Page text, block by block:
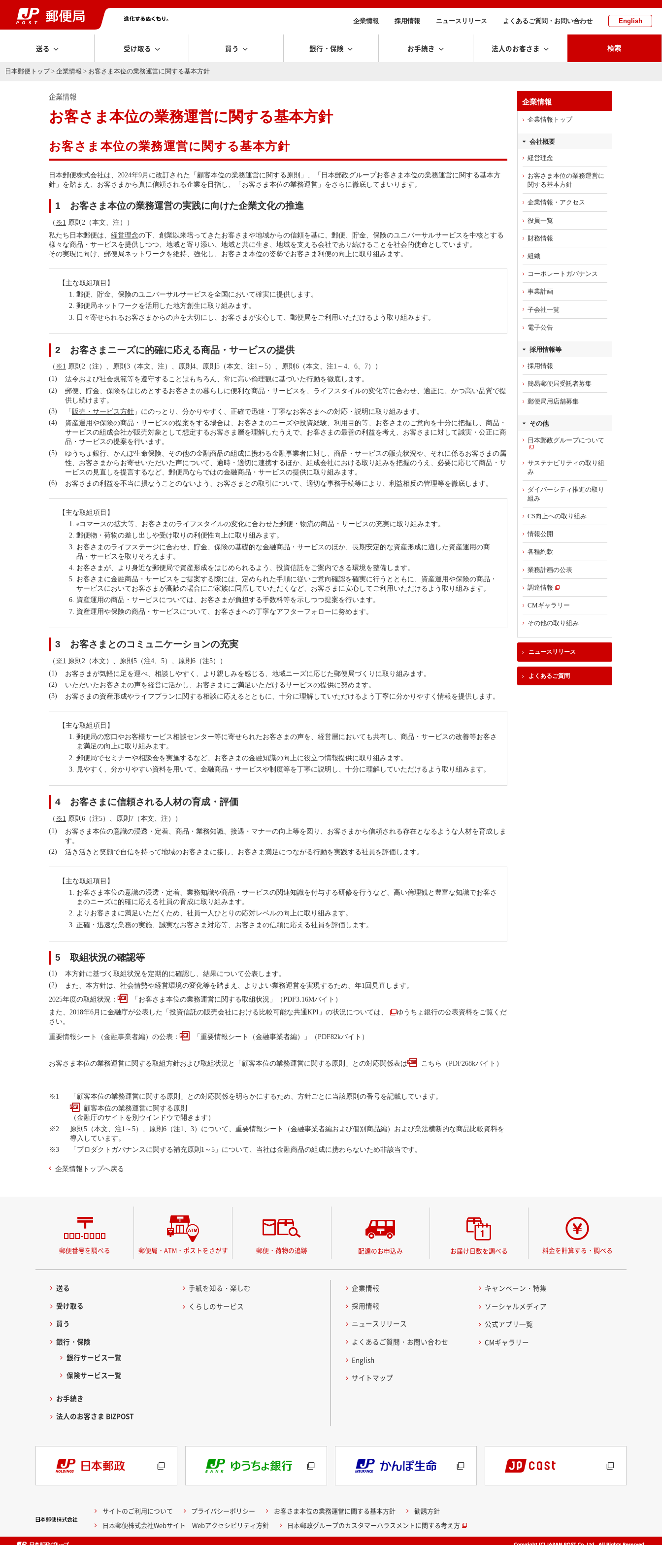
企業情報 採用情報 ニュースリリース よくあるご質問・お問い合わせ English
送る 受け取る 買う 銀行・保険 お手続き 法人のお客さま 検索
日本郵便トップ>企業情報 > お客さま本位の業務運営に関する基本方針
企業情報
お客さま本位の業務運営に関する基本方針
お客さま本位の業務運営に関する基本方針
日本郵便株式会社は、2024年9月に改訂された「顧客本位の業務運営に関する原則」、「日本郵政グループお客さま本位の業務運営に関する基本方
針」を踏まえ、お客さまから真に信頼される企業を目指し、「お客さま本位の業務運営」をさらに徹底してまいります。
1 お客さま本位の業務運営の実践に向けた企業文化の推進
（ ※1 原則2（本文、注））
私たち日本郵便は、 経営理念の下、創業以来培ってきたお客さまや地域からの信頼を基に、郵便、貯金、保険のユニバーサルサービスを中核とする
様々な商品・サービスを提供しつつ、地域と寄り添い、地域と共に生き、地域を支える会社であり続けることを社会的使命としています。
その実現に向け、郵便局ネットワークを維持、強化し、お客さま本位の姿勢でお客さま利便の向上に取り組みます。
【主な取組項目】
郵便、貯金、保険のユニバーサルサービスを全国において確実に提供します。
郵便局ネットワークを活用した地方創生に取り組みます。
日々寄せられるお客さまからの声を大切にし、お客さまが安心して、郵便局をご利用いただけるよう取り組みます。
2 お客さまニーズに的確に応える商品・サービスの提供
（ ※1 原則2（注）、原則3（本文、注）、原則4、原則5（本文、注1～5）、原則6（本文、注1～4、6、7））
法令および社会規範等を遵守することはもちろん、常に高い倫理観に基づいた行動を徹底します。
郵便、貯金、保険をはじめとするお客さまの暮らしに便利な商品・サービスを、ライフスタイルの変化等に合わせ、適正に、かつ高い品質で提
供し続けます。
「販売・サービス方針」にのっとり、分かりやすく、正確で迅速・丁寧なお客さまへの対応・説明に取り組みます。
資産運用や保険の商品・サービスの提案をする場合は、お客さまのニーズや投資経験、利用目的等、お客さまのご意向を十分に把握し、商品・
サービスの組成会社が販売対象として想定するお客さま層を理解したうえで、お客さまの最善の利益を考え、お客さまに対して誠実・公正に商
品・サービスの提案を行います。
ゆうちょ銀行、かんぽ生命保険、その他の金融商品の組成に携わる金融事業者に対し、商品・サービスの販売状況や、それに係るお客さまの属
性、お客さまからお寄せいただいた声について、適時・適切に連携するほか、組成会社における取り組みを把握のうえ、必要に応じて商品・サ
ービスの見直しを提言するなど、郵便局ならではの金融商品・サービスの提供に取り組みます。
お客さまの利益を不当に損なうことのないよう、お客さまとの取引について、適切な事務手続等により、利益相反の管理等を徹底します。
【主な取組項目】
eコマースの拡大等、お客さまのライフスタイルの変化に合わせた郵便・物流の商品・サービスの充実に取り組みます。
郵便物・荷物の差し出しや受け取りの利便性向上に取り組みます。
お客さまのライフステージに合わせ、貯金、保険の基礎的な金融商品・サービスのほか、長期安定的な資産形成に適した資産運用の商
品・サービスを取りそろえます。
お客さまが、より身近な郵便局で資産形成をはじめられるよう、投資信託をご案内できる環境を整備します。
お客さまに金融商品・サービスをご提案する際には、定められた手順に従いご意向確認を確実に行うとともに、資産運用や保険の商品・
サービスにおいてお客さまが高齢の場合にご家族に同席していただくなど、お客さまに安心してご利用いただけるよう取り組みます。
資産運用の商品・サービスについては、お客さまが負担する手数料等を示しつつ提案を行います。
資産運用や保険の商品・サービスについて、お客さまへの丁寧なアフターフォローに努めます。
3 お客さまとのコミュニケーションの充実
（ ※1 原則2（本文）、原則5（注4、5）、原則6（注5））
お客さまが気軽に足を運べ、相談しやすく、より親しみを感じる、地域ニーズに応じた郵便局づくりに取り組みます。
いただいたお客さまの声を経営に活かし、お客さまにご満足いただけるサービスの提供に努めます。
お客さまの資産形成やライフプランに関する相談に応えるとともに、十分に理解していただけるよう丁寧に分かりやすく情報を提供します。
【主な取組項目】
郵便局の窓口やお客様サービス相談センター等に寄せられたお客さまの声を、経営層においても共有し、商品・サービスの改善等お客さ
ま満足の向上に取り組みます。
郵便局でセミナーや相談会を実施するなど、お客さまの金融知識の向上に役立つ情報提供に取り組みます。
見やすく、分かりやすい資料を用いて、金融商品・サービスや制度等を丁寧に説明し、十分に理解していただけるよう取り組みます。
4 お客さまに信頼される人材の育成・評価
（ ※1 原則6（注5）、原則7（本文、注））
お客さま本位の意識の浸透・定着、商品・業務知識、接遇・マナーの向上等を図り、お客さまから信頼される存在となるような人材を育成しま
す。
活き活きと笑顔で自信を持って地域のお客さまに接し、お客さま満足につながる行動を実践する社員を評価します。
【主な取組項目】
お客さま本位の意識の浸透・定着、業務知識や商品・サービスの関連知識を付与する研修を行うなど、高い倫理観と豊富な知識でお客さ
まのニーズに的確に応える社員の育成に取り組みます。
よりお客さまに満足いただくため、社員一人ひとりの応対レベルの向上に取り組みます。
正確・迅速な業務の実施、誠実なお客さま対応等、お客さまの信頼に応える社員を評価します。
5 取組状況の確認等
本方針に基づく取組状況を定期的に確認し、結果について公表します。
また、本方針は、社会情勢や経営環境の変化等を踏まえ、よりよい業務運営を実現するため、年1回見直します。
2025年度の取組状況：
「お客さま本位の業務運営に関する取組状況」（PDF3.16Mバイト）
また、2018年6月に金融庁が公表した「投資信託の販売会社における比較可能な共通KPI」の状況については、
ゆうちょ銀行の公表資料をご覧くだ
さい。
重要情報シート（金融事業者編）の公表：
「重要情報シート（金融事業者編）」（PDF82kバイト）
お客さま本位の業務運営に関する取組方針および取組状況と「顧客本位の業務運営に関する原則」との対応関係表は こちら（PDF268kバイト）
「顧客本位の業務運営に関する原則」との対応関係を明らかにするため、方針ごとに当該原則の番号を記載しています。
顧客本位の業務運営に関する原則
（金融庁のサイトを別ウインドウで開きます）
原則5（本文、注1～5）、原則6（注1、3）について、重要情報シート（金融事業者編および個別商品編）および業法横断的な商品比較資料を
導入しています。
「プロダクトガバナンスに関する補充原則1～5」について、当社は金融商品の組成に携わらないため非該当です。
企業情報トップへ戻る
企業情報
企業情報トップ
会社概要
経営理念
お客さま本位の業務運営に
関する基本方針
企業情報・アクセス
役員一覧
財務情報
組織
コーポレートガバナンス
事業計画
子会社一覧
電子公告
採用情報等
採用情報
簡易郵便局受託者募集
郵便局用店舗募集
その他
日本郵政グループについて
サステナビリティの取り組
み
ダイバーシティ推進の取り
組み
CS向上への取り組み
情報公開
各種約款
業務計画の公表
調達情報
CMギャラリー
その他の取り組み
ニュースリリース
よくあるご質問
郵便番号を調べる 郵便局・ATM・ポストをさがす 郵便・荷物の追跡 配達のお申込み お届け日数を調べる 料金を計算する・調べる
送る
受け取る
買う
銀行・保険
銀行サービス一覧
保険サービス一覧
お手続き
法人のお客さま BIZPOST
手紙を知る・楽しむ
くらしのサービス
企業情報
採用情報
ニュースリリース
よくあるご質問・お問い合わせ
English
サイトマップ
キャンペーン・特集
ソーシャルメディア
公式アプリ一覧
CMギャラリー
サイトのご利用について プライバシーポリシー お客さま本位の業務運営に関する基本方針
勧誘方針
日本郵便株式会社Webサイト Webアクセシビリティ方針
日本郵政グループのカスタマーハラスメントに関する考え方